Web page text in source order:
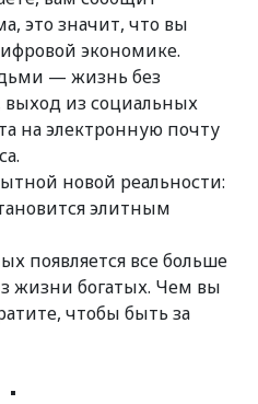
это значит, что вы
экономике.
— жизнь без
выход из социальных
на электронную почту
новой реальности:
элитным
появляется все больше
жизни богатых. Чем вы
чтобы быть за